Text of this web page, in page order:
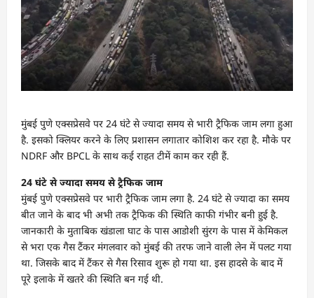
मुंबई पुणे एक्सप्रेसवे पर 24 घंटे से ज्यादा समय से भारी ट्रैफिक जाम लगा हुआ
है. इसको क्लियर करने के लिए प्रशासन लगातार कोशिश कर रहा है. मौके पर
NDRF और BPCL के साथ कई राहत टीमें काम कर रही हैं.
24 घंटे से ज्यादा समय से ट्रैफिक जाम
मुंबई पुणे एक्सप्रेसवे पर भारी ट्रैफिक जाम लगा है. 24 घंटे से ज्यादा का समय
बीत जाने के बाद भी अभी तक ट्रैफिक की स्थिति काफी गंभीर बनी हुई है.
जानकारी के मुताबिक खंडाला घाट के पास आडोशी सुंरग के पास में केमिकल
से भरा एक गैस टैंकर मंगलवार को मुंबई की तरफ जाने वाली लेन में पलट गया
था. जिसके बाद में टैंकर से गैस रिसाव शुरू हो गया था. इस हादसे के बाद में
पूरे इलाके में खतरे की स्थिति बन गई थी.